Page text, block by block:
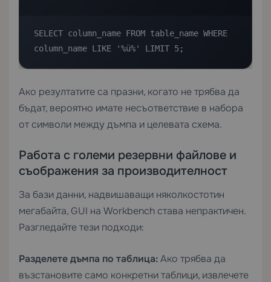
SELECT column_name FROM table_name WHERE
column_name LIKE '%ü%' LIMIT 5;
Ако резултатите са празни, когато не трябва да
бъдат, вероятно имате несъответствие в набора
от символи между дъмпа и целевата схема.
Работа с големи резервни файлове и
съображения за производителност
За бази данни, надвишаващи няколкостотин
мегабайта, GUI на Workbench става непрактичен.
Разгледайте тези подходи:
Разделете дъмпа по таблица:Ако трябва да
възстановите само конкретни таблици, извлечете